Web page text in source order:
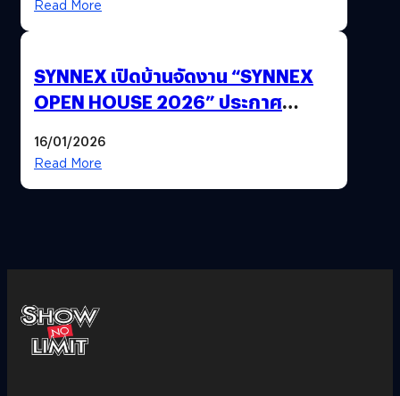
Read More
SYNNEX เปิดบ้านจัดงาน “SYNNEX
OPEN HOUSE 2026” ประกาศ
ได้ 53,000 ล้านบาท
16/01/2026
Read More